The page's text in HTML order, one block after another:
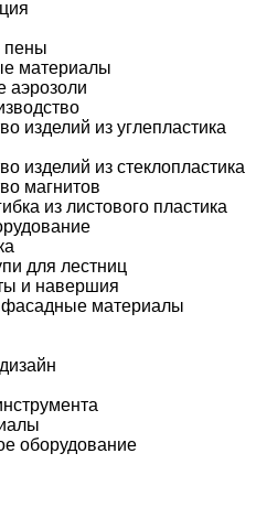
пены
материалы
аэрозоли
изделий из углепластика
изделий из стеклопластика
магнитов
из листового пластика
для лестниц
и навершия
материалы
оборудование